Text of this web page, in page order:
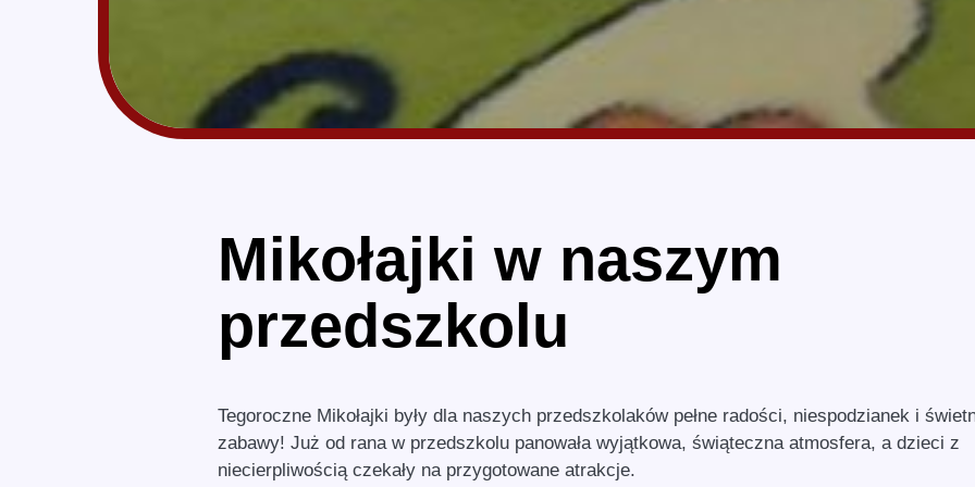
Mikołajki w naszym
przedszkolu
Tegoroczne Mikołajki były dla naszych przedszkolaków pełne radości, niespodzianek i
zabawy! Już od rana w przedszkolu panowała wyjątkowa, świąteczna atmosfera, a dzieci z
niecierpliwością czekały na przygotowane atrakcje.